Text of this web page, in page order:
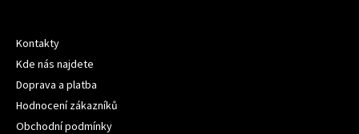
Kontakty
Kde nás najdete
Doprava a platba
Hodnocení zákazníků
Obchodní podmínky